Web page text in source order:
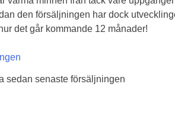
den försäljningen har dock
det går kommande 12 månader!
sedan senaste försäljningen